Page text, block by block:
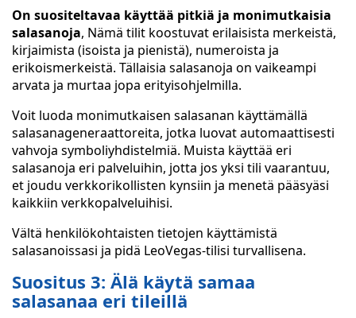
On suositeltavaa käyttää pitkiä ja monimutkaisia
salasanoja, Nämä tilit koostuvat erilaisista merkeistä,
kirjaimista (isoista ja pienistä), numeroista ja
erikoismerkeistä. Tällaisia salasanoja on vaikeampi
arvata ja murtaa jopa erityisohjelmilla.
Voit luoda monimutkaisen salasanan käyttämällä
salasanageneraattoreita, jotka luovat automaattisesti
vahvoja symboliyhdistelmiä. Muista käyttää eri
salasanoja eri palveluihin, jotta jos yksi tili vaarantuu,
et joudu verkkorikollisten kynsiin ja menetä pääsyäsi
kaikkiin verkkopalveluihisi.
Vältä henkilökohtaisten tietojen käyttämistä
salasanoissasi ja pidä LeoVegas-tilisi turvallisena.
Suositus 3: Älä käytä samaa
salasanaa eri tileillä